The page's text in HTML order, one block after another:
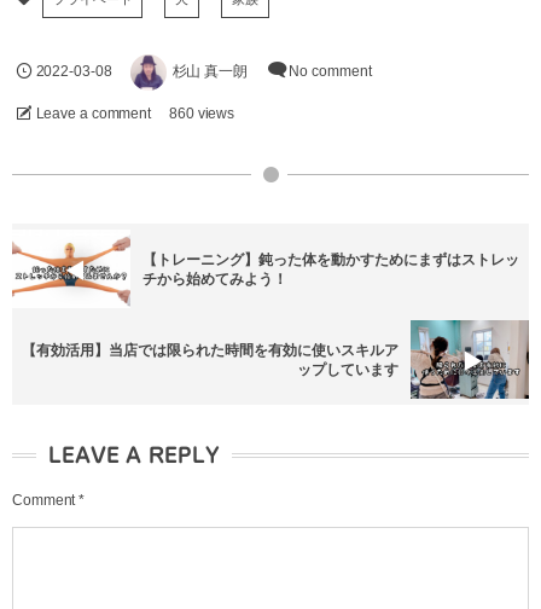
2022-03-08 杉山 真一朗 No comment
Leave a comment 860 views
【トレーニング】鈍った体を動かすためにまずはストレッ
チから始めてみよう！
【有効活用】当店では限られた時間を有効に使いスキルア
ップしています
LEAVE A REPLY
Comment *